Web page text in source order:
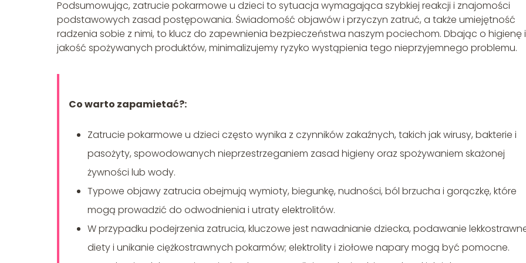
Podsumowując, zatrucie pokarmowe u dzieci to sytuacja wymagająca szybkiej reakcji i znajomości
podstawowych zasad postępowania. Świadomość objawów i przyczyn zatruć, a także umiejętność
radzenia sobie z nimi, to klucz do zapewnienia bezpieczeństwa naszym pociechom. Dbając o higienę i
jakość spożywanych produktów, minimalizujemy ryzyko wystąpienia tego nieprzyjemnego problemu.
Co warto zapamietać?:
Zatrucie pokarmowe u dzieci często wynika z czynników zakaźnych, takich jak wirusy, bakterie i
pasożyty, spowodowanych nieprzestrzeganiem zasad higieny oraz spożywaniem skażonej
żywności lub wody.
Typowe objawy zatrucia obejmują wymioty, biegunkę, nudności, ból brzucha i gorączkę, które
mogą prowadzić do odwodnienia i utraty elektrolitów.
W przypadku podejrzenia zatrucia, kluczowe jest nawadnianie dziecka, podawanie
diety i unikanie ciężkostrawnych pokarmów; elektrolity i ziołowe napary mogą być pomocne.